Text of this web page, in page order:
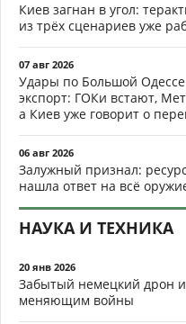
Киев загнан в угол:
из трёх сценариев уже
07 авг 2026
Удары по Большой
экспорт: ГОКи встают,
а Киев уже говорит о
06 авг 2026
Залужный признал:
нашла ответ на всё
НАУКА И ТЕХНИКА
20 янв 2026
Забытый немецкий дрон
меняющим войны